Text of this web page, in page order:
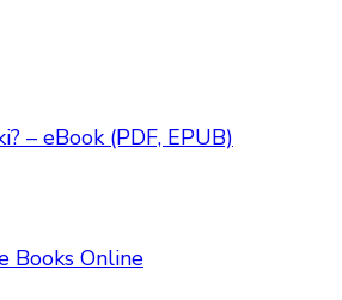
– eBook (PDF, EPUB)
Books Online